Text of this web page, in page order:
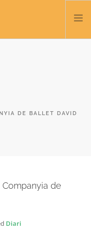
DE BALLET DAVID
de
Diari